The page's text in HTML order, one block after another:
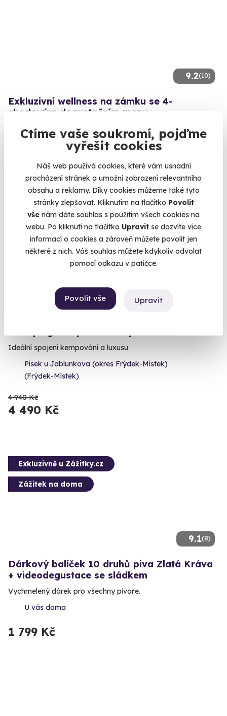
Ctíme vaše soukromí, pojďme
vyřešit cookies
Náš web používá cookies, které vám usnadní
procházení stránek a umožní zobrazení relevantního
obsahu a reklamy. Díky cookies můžeme také tyto
stránky zlepšovat. Kliknutím na tlačítko Povolit
vše nám dáte souhlas s použitím všech cookies na
webu. Po kliknutí na tlačítko Upravit se dozvíte více
informací o cookies a zároveň můžete povolit jen
některé z nich. Váš souhlas můžete kdykoliv odvolat
pomocí odkazu v patičce.
Povolit vše Upravit
9.2(10)
Exkluzivní wellness na zámku se 4-
chodovým degustačním menu
Romantický wellness v Chateau Havel jen pro vás dva s
večeří
4 180 Kč
Volný termín už 11. 08. 2026
AKCE
Ideální spojení kempování a luxusu
Písek u Jablunkova (okres Frýdek-Místek)
(Frýdek-Místek)
4 940 Kč
4 490 Kč
9.1(8)
Exkluzivně u Zážitky.cz
Zážitek na doma
Dárkový balíček 10 druhů piva Zlatá Kráva
+ videodegustace se sládkem
Vychmelený dárek pro všechny pivaře.
U vás doma
1 799 Kč